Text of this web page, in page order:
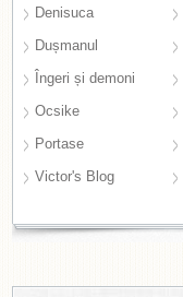
Denisuca
Dușmanul
Îngeri și demoni
Ocsike
Portase
Victor's Blog